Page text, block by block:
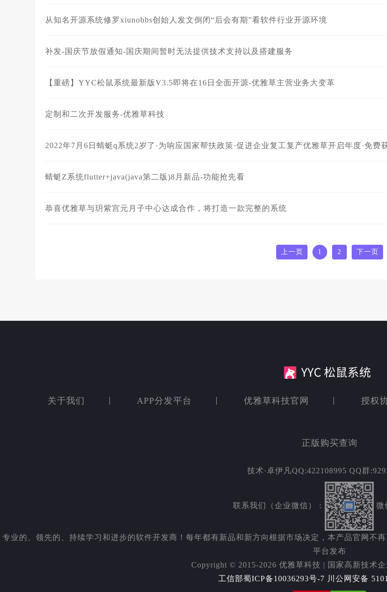
从知名开源系统修罗xiunobbs创始人发文倒闭“后会有期”看软件行业开源环境
补发-国庆节放假通知-国庆期间暂时无法提供技术支持以及搭建服务
【重磅】YYC松鼠系统最新版V3.5即将在16日全面开源-优雅草主营业务大变革
定制和二次开发服务-优雅草科技
2022年7月6日蜻蜓q系统2岁了·为响应国家帮扶政策·促进企业复工复产优雅草开启年度·免
蜻蜓Z系统flutter+java(java第二版)8月新品-功能抢先看
恭喜优雅草与玥紫宫元月子中心达成合作，将打造一款完整的系统
上一页 1 2 下一页
关于我们 APP分发平台 优雅草科技官网 授权
正版购买查询
技术·卓伊凡QQ:422108995 QQ群
联系我们（企业微信）： 微
专业的、领先的、持续学习和进步的软件开发商！每年都有新品和新方向根据市场决定，本产品官网不
平台发布
Copyright © 2015-2026 优雅草科技 | 国家高新技术企
工信部蜀ICP备10036293号-7 川公网安备